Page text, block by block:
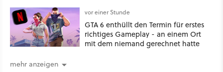
vor einer Stunde
GTA 6 enthüllt den Termin für erstes
richtiges Gameplay - an einem Ort
mit dem niemand gerechnet hatte
mehr anzeigen